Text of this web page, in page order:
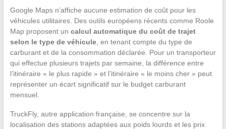
Google Maps n’affiche aucune estimation de coût pour les
véhicules utilitaires. Des outils européens récents comme Roole
Map proposent un calcul automatique du coût de trajet
selon le type de véhicule, en tenant compte du type de
carburant et de la consommation déclarée. Pour un transporteur
qui effectue plusieurs trajets par semaine, la différence entre
l’itinéraire « le plus rapide » et l’itinéraire « le moins cher » peut
représenter un écart significatif sur le budget carburant
mensuel.
TruckFly, autre application française, se concentre sur la
localisation des stations adaptées aux poids lourds et les prix